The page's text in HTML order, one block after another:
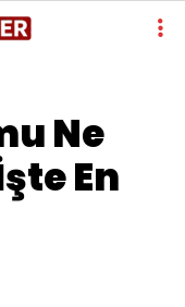
Ne
En